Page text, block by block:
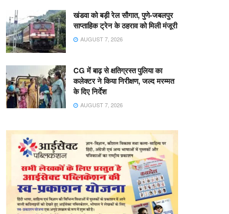
खंडवा को बड़ी रेल सौगात, पुणे-जबलपुर
साप्ताहिक ट्रेन के ठहराव को मिली मंजूरी
AUGUST 7, 2026
CG में बाढ़ से क्षतिग्रस्त पुलिया का
कलेक्टर ने किया निरीक्षण, जल्द मरम्मत
के दिए निर्देश
AUGUST 7, 2026